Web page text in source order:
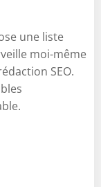
une liste
moi-même
SEO.